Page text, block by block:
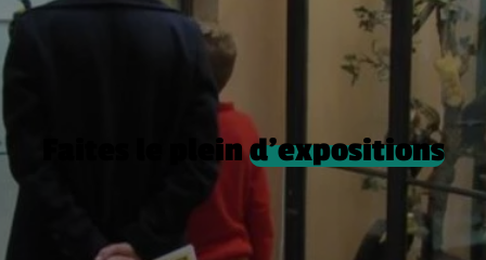
Faites le pleind’expositions